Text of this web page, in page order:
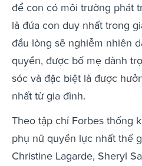
để con có môi trường phát
là đứa con duy nhất trong
đầu lòng sẽ nghiễm nhiên
quyền, được bố mẹ dành
sóc và đặc biệt là được
nhất từ gia đình.
Theo tập chí Forbes thống
phụ nữ quyền lực nhất thế
Christine Lagarde, Sheryl